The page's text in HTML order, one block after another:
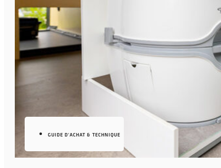
GUIDE D'ACHAT & TECHNIQUE